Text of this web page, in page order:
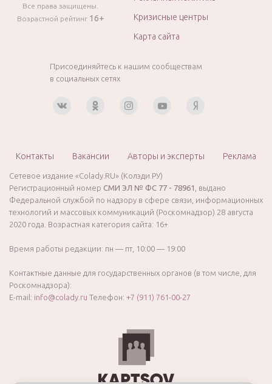
Все права защищены.
Возрастной рейтинг 16+
Кризисные центры
Карта сайта
Присоединяйтесь к нашим сообществам
в социальных сетях
Контакты Вакансии Авторы и эксперты Реклама
Сетевое издание «Colady.RU» (Колэди.РУ)
Регистрационный номер СМИ ЭЛ № ФС 77 - 78961
, выдано
Федеральной службой по надзору в сфере связи, информационных
технологий и массовых коммуникаций (Роскомнадзор) 28 августа
2020 года. Возрастная категория сайта: 16+
Время работы редакции: пн — пт, 10:00 — 19:00
Контактные данные для государственных органов (в том числе, для
Роскомнадзора):
E-mail: info@colady.ru Телефон: +7 (911) 761-00-27